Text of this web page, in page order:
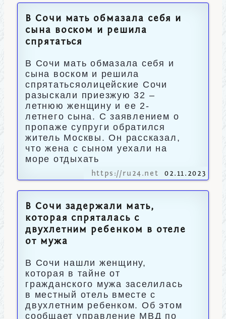
В Сочи мать обмазала себя и
сына воском и решила
спрятаться
В Сочи мать обмазала себя и
сына воском и решила
спрятатьсяолицейские Сочи
разыскали приезжую 32 –
летнюю женщину и ее 2-
летнего сына. С заявлением о
пропаже супруги обратился
житель Москвы. Он рассказал,
что жена с сыном уехали на
море отдыхать
https://ru24.net 02.11.2023
В Сочи задержали мать,
которая спряталась с
двухлетним ребенком в отеле
от мужа
В Сочи нашли женщину,
которая в тайне от
гражданского мужа заселилась
в местный отель вместе с
двухлетним ребенком. Об этом
сообщает управление МВД по